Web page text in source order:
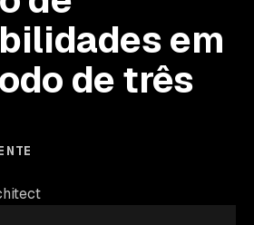
em
de três